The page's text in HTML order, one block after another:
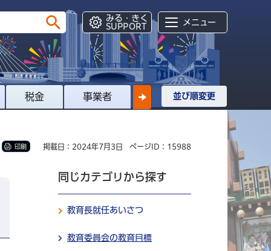
みる・きく
SUPPORT
メニュー
税金 事業者 並び順変更
印刷 掲載日：2024年7月3日 ページID：15988
同じカテゴリから探す
教育長就任あいさつ
教育委員会の教育目標